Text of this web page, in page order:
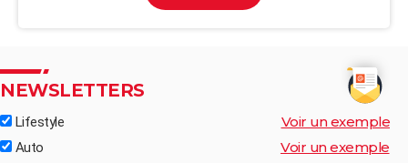
NEWSLETTERS
Lifestyle Voir un exemple
Auto Voir un exemple